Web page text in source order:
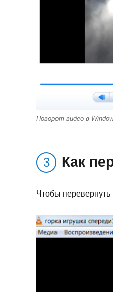
Поворот видео в
Как
Чтобы